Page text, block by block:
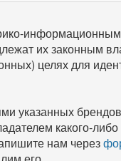
их законным
целях для
указанных
какого-
нам через